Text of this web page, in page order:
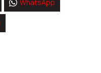
WhatsApp